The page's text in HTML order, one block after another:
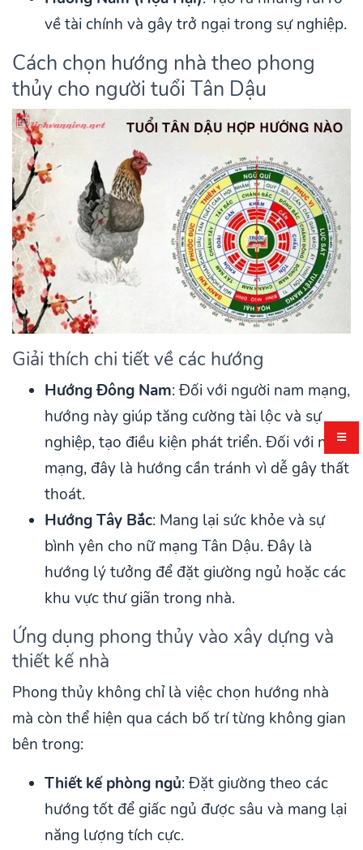
về tài chính và gây trở ngại trong sự nghiệp.
Cách chọn hướng nhà theo phong
thủy cho người tuổi Tân Dậu
Giải thích chi tiết về các hướng
Hướng Đông Nam: Đối với người nam mạng,
hướng này giúp tăng cường tài lộc và sự
nghiệp, tạo điều kiện phát triển. Đối với nữ
mạng, đây là hướng cần tránh vì dễ gây thất
thoát.
Hướng Tây Bắc: Mang lại sức khỏe và sự
bình yên cho nữ mạng Tân Dậu. Đây là
hướng lý tưởng để đặt giường ngủ hoặc các
khu vực thư giãn trong nhà.
Ứng dụng phong thủy vào xây dựng và
thiết kế nhà
Phong thủy không chỉ là việc chọn hướng nhà
mà còn thể hiện qua cách bố trí từng không gian
bên trong:
Thiết kế phòng ngủ: Đặt giường theo các
hướng tốt để giấc ngủ được sâu và mang lại
năng lượng tích cực.